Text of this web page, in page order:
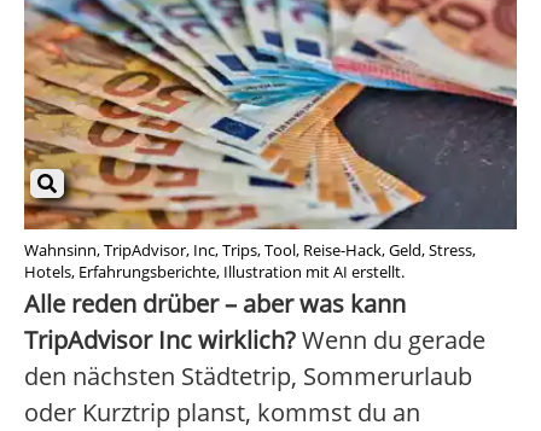
Wahnsinn, TripAdvisor, Inc, Trips, Tool, Reise-Hack, Geld, Stress,
Hotels, Erfahrungsberichte, Illustration mit AI erstellt.
Alle reden drüber – aber was kann
TripAdvisor Inc wirklich?Wenn du gerade
den nächsten Städtetrip, Sommerurlaub
oder Kurztrip planst, kommst du an